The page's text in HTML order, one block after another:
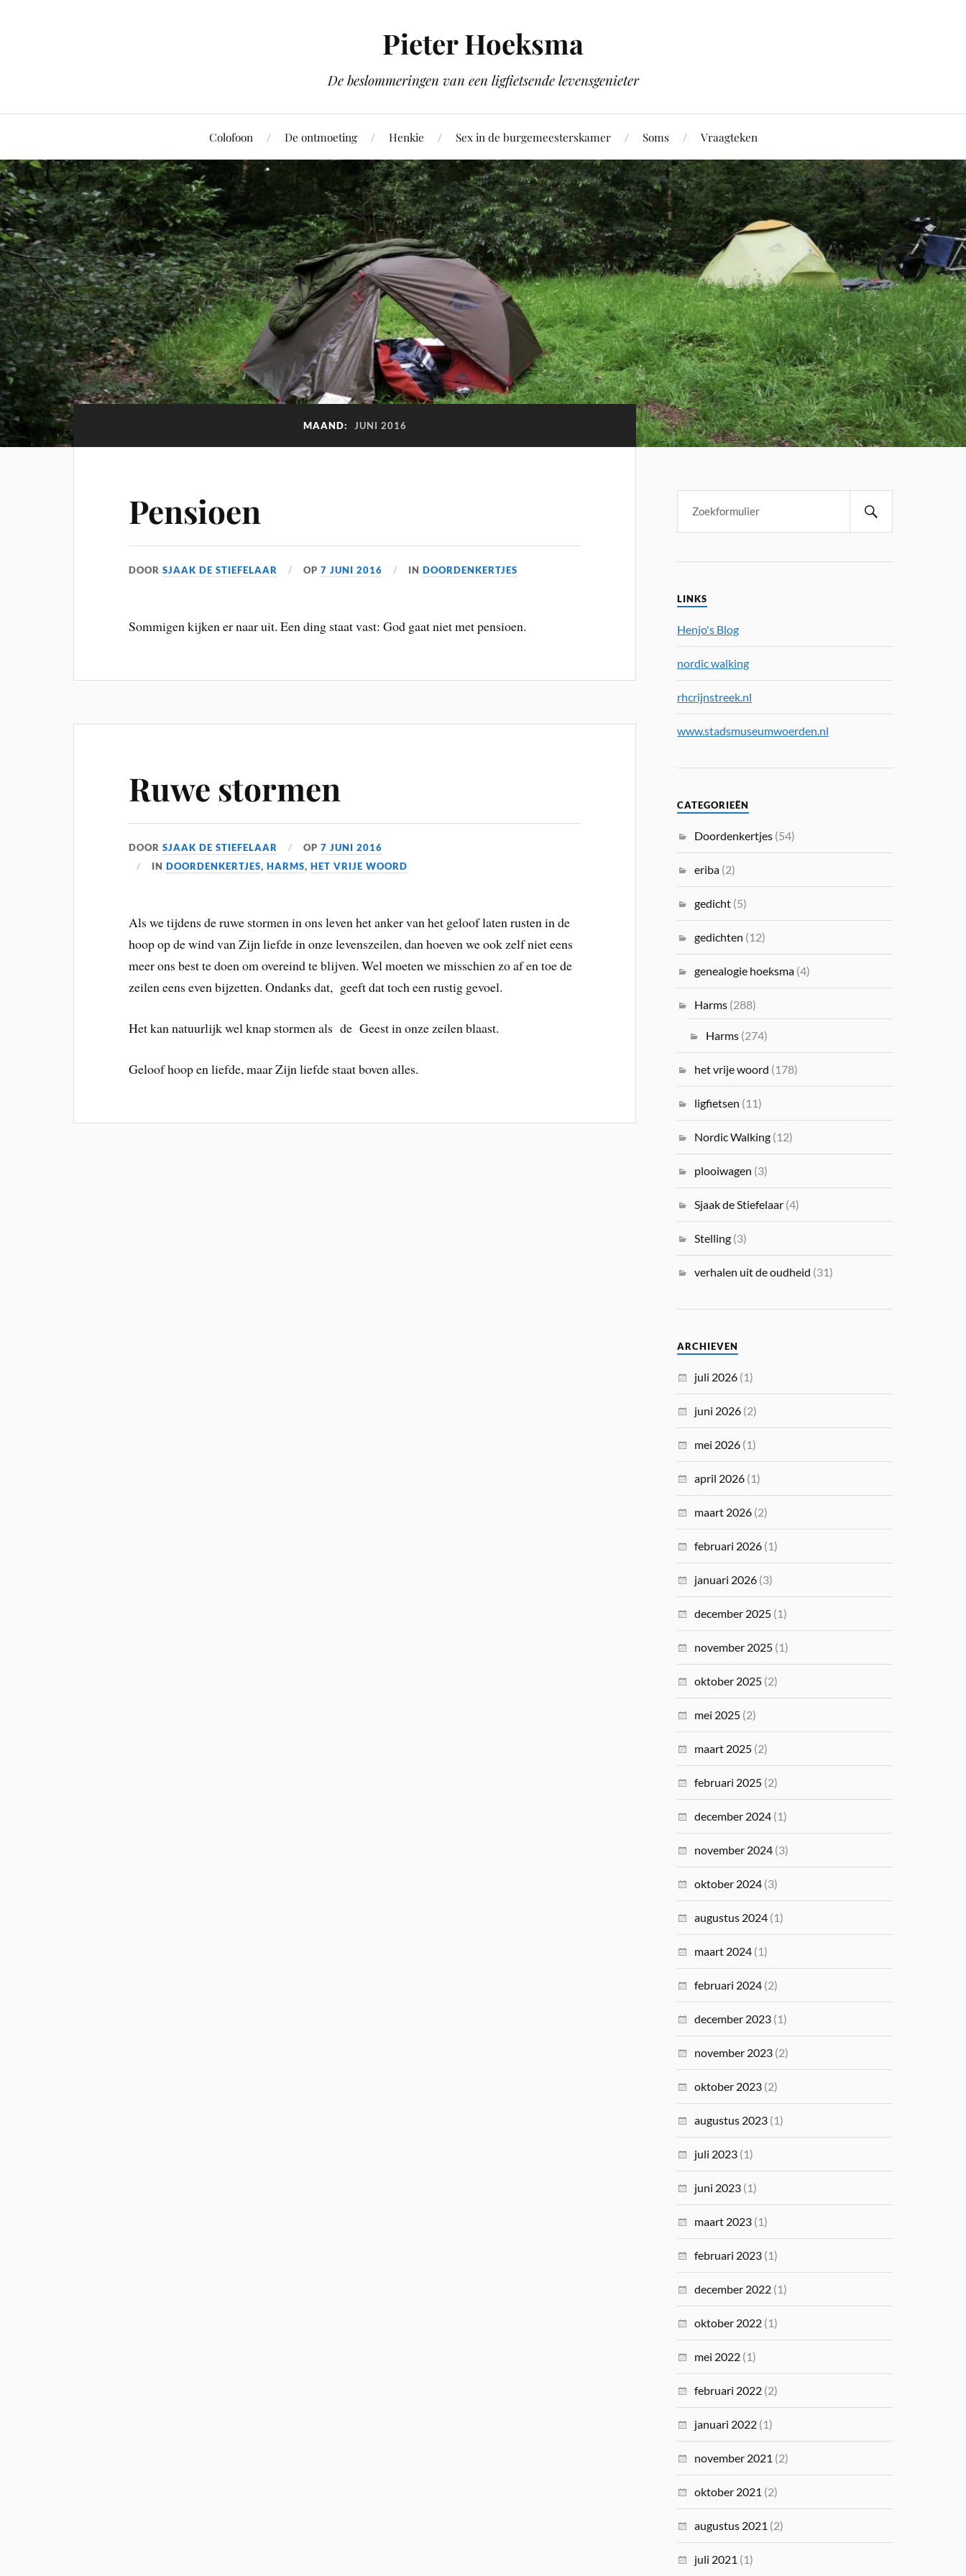
Pieter Hoeksma
De beslommeringen van een ligfietsende levensgenieter
Colofoon De ontmoeting Henkie Sex in de burgemeesterskamer Soms Vraagteken
MAAND: JUNI 2016
Pensioen
DOORSJAAK DE STIEFELAAR OP7 JUNI 2016 INDOORDENKERTJES
Sommigen kijken er naar uit. Een ding staat vast: God gaat niet met pensioen.
Ruwe stormen
DOORSJAAK DE STIEFELAAR OP7 JUNI 2016
INDOORDENKERTJES,HARMS,HET VRIJE WOORD
Als we tijdens de ruwe stormen in ons leven het anker van het geloof laten rusten in de
hoop op de wind van Zijn liefde in onze levenszeilen, dan hoeven we ook zelf niet eens
meer ons best te doen om overeind te blijven. Wel moeten we misschien zo af en toe de
zeilen eens even bijzetten. Ondanks dat, geeft dat toch een rustig gevoel.
Het kan natuurlijk wel knap stormen als de Geest in onze zeilen blaast.
Geloof hoop en liefde, maar Zijn liefde staat boven alles.
LINKS
Henjo's Blog
nordic walking
rhcrijnstreek.nl
www.stadsmuseumwoerden.nl
CATEGORIEËN
Doordenkertjes (54)
eriba (2)
gedicht (5)
gedichten (12)
genealogie hoeksma (4)
Harms (288)
Harms (274)
het vrije woord (178)
ligfietsen (11)
Nordic Walking (12)
plooiwagen (3)
Sjaak de Stiefelaar (4)
Stelling (3)
verhalen uit de oudheid (31)
ARCHIEVEN
juli 2026 (1)
juni 2026 (2)
mei 2026 (1)
april 2026 (1)
maart 2026 (2)
februari 2026 (1)
januari 2026 (3)
december 2025 (1)
november 2025 (1)
oktober 2025 (2)
mei 2025 (2)
maart 2025 (2)
februari 2025 (2)
december 2024 (1)
november 2024 (3)
oktober 2024 (3)
augustus 2024 (1)
maart 2024 (1)
februari 2024 (2)
december 2023 (1)
november 2023 (2)
oktober 2023 (2)
augustus 2023 (1)
juli 2023 (1)
juni 2023 (1)
maart 2023 (1)
februari 2023 (1)
december 2022 (1)
oktober 2022 (1)
mei 2022 (1)
februari 2022 (2)
januari 2022 (1)
november 2021 (2)
oktober 2021 (2)
augustus 2021 (2)
juli 2021 (1)